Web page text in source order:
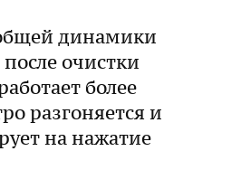
динамики
очистки
более
разгоняется и
на нажатие